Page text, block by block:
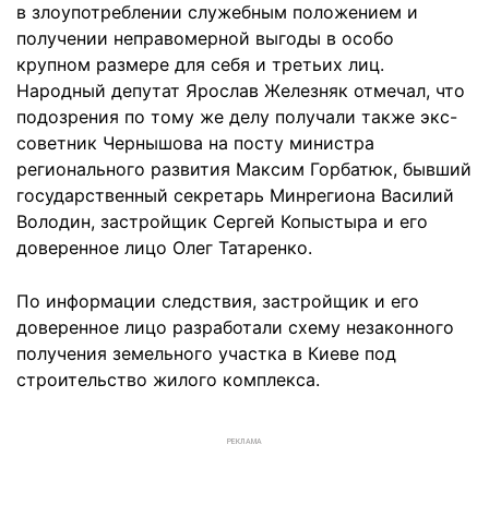
в злоупотреблении служебным положением и
получении неправомерной выгоды в особо
крупном размере для себя и третьих лиц.
Народный депутат Ярослав Железняк отмечал, что
подозрения по тому же делу получали также экс-
советник Чернышова на посту министра
регионального развития Максим Горбатюк, бывший
государственный секретарь Минрегиона Василий
Володин, застройщик Сергей Копыстыра и его
доверенное лицо Олег Татаренко.
По информации следствия, застройщик и его
доверенное лицо разработали схему незаконного
получения земельного участка в Киеве под
строительство жилого комплекса.
РЕКЛАМА